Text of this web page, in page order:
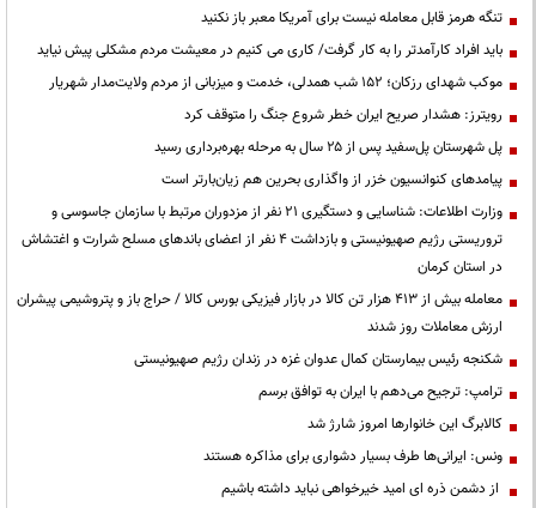
تنگه هرمز قابل معامله نیست برای آمریکا معبر باز نکنید
باید افراد کارآمدتر را به کار گرفت/ کاری می کنیم در معیشت مردم مشکلی پیش نیاید
موکب شهدای رزکان؛ ۱۵۲ شب همدلی، خدمت و میزبانی از مردم ولایت‌مدار شهریار
رویترز: هشدار صریح ایران خطر شروع جنگ را متوقف کرد
پل شهرستان پل‌سفید پس از ۲۵ سال به مرحله بهره‌برداری رسید
پیامدهای کنوانسیون خزر از واگذاری بحرین هم زیان‌بارتر است
وزارت اطلاعات: شناسایی و دستگیری ۲۱ نفر از مزدوران مرتبط با سازمان جاسوسی و
تروریستی رژیم صهیونیستی و بازداشت ۴ نفر از اعضای باندهای مسلح شرارت و اغتشاش
در استان کرمان
معامله بیش از ۴۱۳ هزار تن کالا در بازار فیزیکی بورس کالا / حراج باز و پتروشیمی پیشران
ارزش معاملات روز شدند
شکنجه رئیس بیمارستان کمال عدوان غزه در زندان رژیم صهیونیستی
ترامپ: ترجیح می‌دهم با ایران به توافق برسم
کالابرگ این خانوارها امروز شارژ شد
ونس: ایرانی‌ها طرف بسیار دشواری برای مذاکره هستند
از دشمن ذره ای امید خیرخواهی نباید داشته باشیم